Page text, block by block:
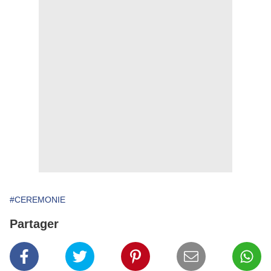
#CEREMONIE
Partager